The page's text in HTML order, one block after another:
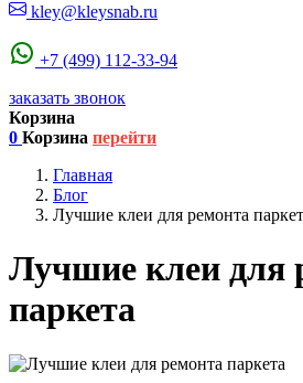
kley@kleysnab.ru
+7 (499) 112-33-94
заказать звонок
Корзина
0 Корзина перейти
Главная
Блог
Лучшие клеи для ремонта
Лучшие клеи для
паркета